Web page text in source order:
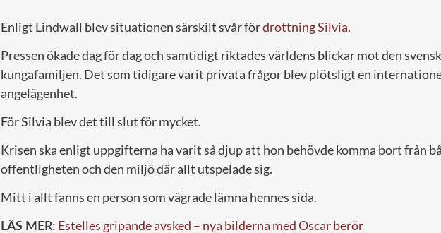
Enligt Lindwall blev situationen särskilt svår fördrottning Silvia.
Pressen ökade dag för dag och samtidigt riktades världens blickar mot den
kungafamiljen. Det som tidigare varit privata frågor blev plötsligt en
angelägenhet.
För Silvia blev det till slut för mycket.
Krisen ska enligt uppgifterna ha varit så djup att hon behövde komma bort från
offentligheten och den miljö där allt utspelade sig.
Mitt i allt fanns en person som vägrade lämna hennes sida.
LÄS MER: Estelles gripande avsked – nya bilderna med Oscar berör